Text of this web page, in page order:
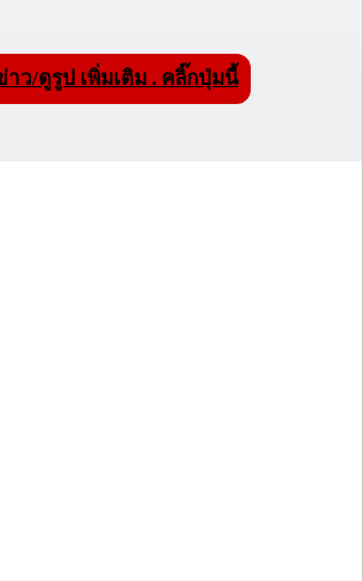
าว/ดูรูป เพิ่มเติม . คลิ๊กปุ่มนี้